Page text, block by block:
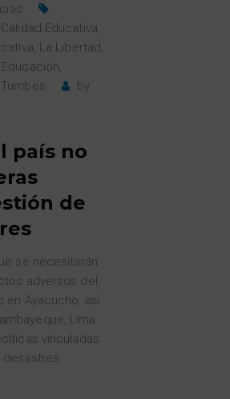
Calidad Educativa,
, La Libertad,
,
Tumbes
by
país no
de
se necesitarán
adversos del
en Ayacucho, así
Lima
vinculadas
desastres